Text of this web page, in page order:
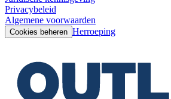
Privacybeleid
Algemene voorwaarden
Cookies beheren Herroeping